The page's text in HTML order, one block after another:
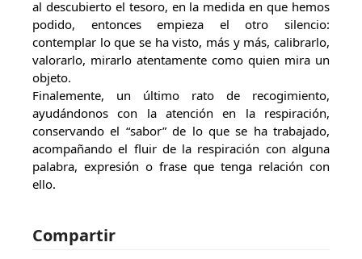
al descubierto el tesoro, en la medida en que hemos
podido, entonces empieza el otro silencio:
contemplar lo que se ha visto, más y más, calibrarlo,
valorarlo, mirarlo atentamente como quien mira un
objeto.
Finalemente, un último rato de recogimiento,
ayudándonos con la atención en la respiración,
conservando el “sabor” de lo que se ha trabajado,
acompañando el fluir de la respiración con alguna
palabra, expresión o frase que tenga relación con
ello.
Compartir